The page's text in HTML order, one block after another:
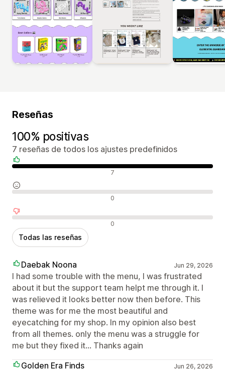
Reseñas
100% positivas
7 reseñas de todos los ajustes predefinidos
Reseñas positivas 7
Reseñas neutras 0
Reseñas negativas 0
Todas las reseñas
Daebak Noona Jun 29, 2026
I had some trouble with the menu, I was frustrated
about it but the support team helpt me through it. I
was relieved it looks better now then before. This
theme was for me the most beautiful and
eyecatching for my shop. In my opinion also best
from all themes. only the menu was a struggle for
me but they fixed it... Thanks again
Golden Era Finds
Jun 26, 2026